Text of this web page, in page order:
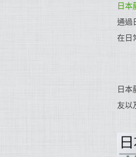
日本
通過
在日
日
友以